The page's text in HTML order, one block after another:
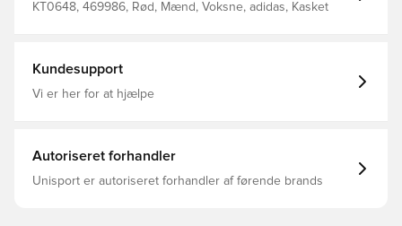
KT0648, 469986, Rød, Mænd, Voksne, adidas, Kasket
Kundesupport
Vi er her for at hjælpe
Autoriseret forhandler
Unisport er autoriseret forhandler af førende brands